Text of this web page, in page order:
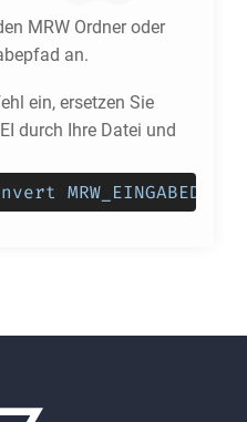
MRW Ordner oder
an.
ein, ersetzen Sie
durch Ihre Datei und